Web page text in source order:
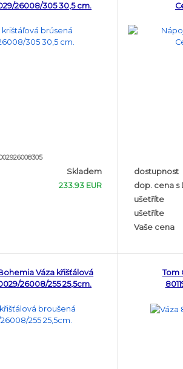
26008/305 30,5 cm.
Skladem
233.93 EUR
dostupnost
dop. cena s
ušetříte
ušetříte
Vaše cena
Váza křišťálová
26008/255 25,5cm.
Tom